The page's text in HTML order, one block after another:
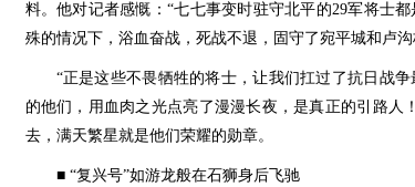
料。他对记者感慨：“七七事变时驻守北平的29军将士
殊的情况下，浴血奋战，死战不退，固守了宛平城和卢
“正是这些不畏牺牲的将士，让我们扛过了抗日战
的他们，用血肉之光点亮了漫漫长夜，是真正的引路人
去，满天繁星就是他们荣耀的勋章。
■ “复兴号”如游龙般在石狮身后飞驰